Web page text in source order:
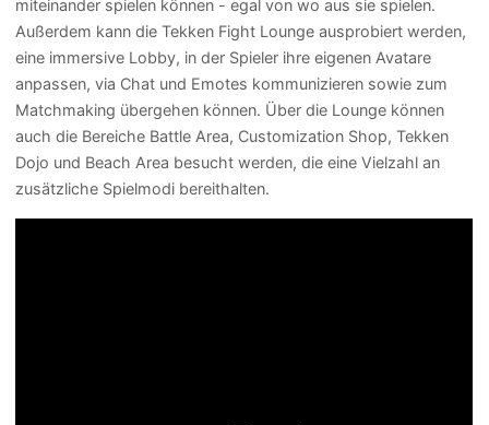
miteinander spielen können - egal von wo aus sie spielen.
Außerdem kann die Tekken Fight Lounge ausprobiert werden,
eine immersive Lobby, in der Spieler ihre eigenen Avatare
anpassen, via Chat und Emotes kommunizieren sowie zum
Matchmaking übergehen können. Über die Lounge können
auch die Bereiche Battle Area, Customization Shop, Tekken
Dojo und Beach Area besucht werden, die eine Vielzahl an
zusätzliche Spielmodi bereithalten.